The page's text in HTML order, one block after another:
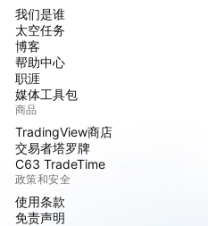
我们是谁
太空任务
博客
帮助中心
职涯
媒体工具包
商品
TradingView商店
交易者塔罗牌
C63 TradeTime
政策和安全
使用条款
免责声明